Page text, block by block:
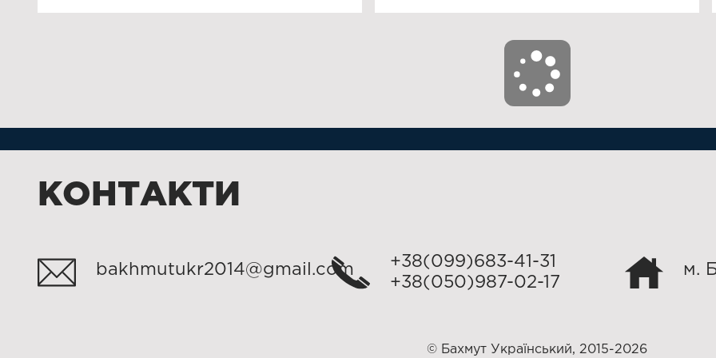
КОНТАКТИ
bakhmutukr2014@gmail.com
+38(099)683-41-31
+38(050)987-02-17
м.
© Бахмут Український, 2015-2026